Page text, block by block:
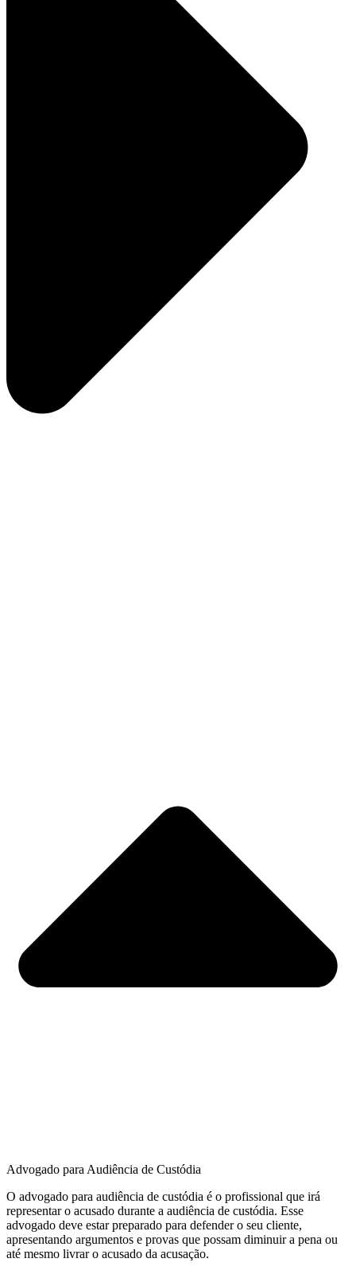
Advogado para Audiência de Custódia
O advogado para audiência de custódia é o profissional que irá
representaro acusado durante a audiência de custódia. Esse
advogado deve estarpreparado para defendero seu cliente,
apresentando argumentos e provas que possam diminuira pena ou
até mesmo livraro acusado da acusação.